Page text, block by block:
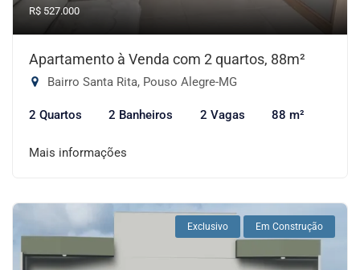
R$ 527.000
Apartamento à Venda com 2 quartos, 88m²
Bairro Santa Rita, Pouso Alegre-MG
2 Quartos 2 Banheiros 2 Vagas 88 m²
Mais informações
Exclusivo Em Construção